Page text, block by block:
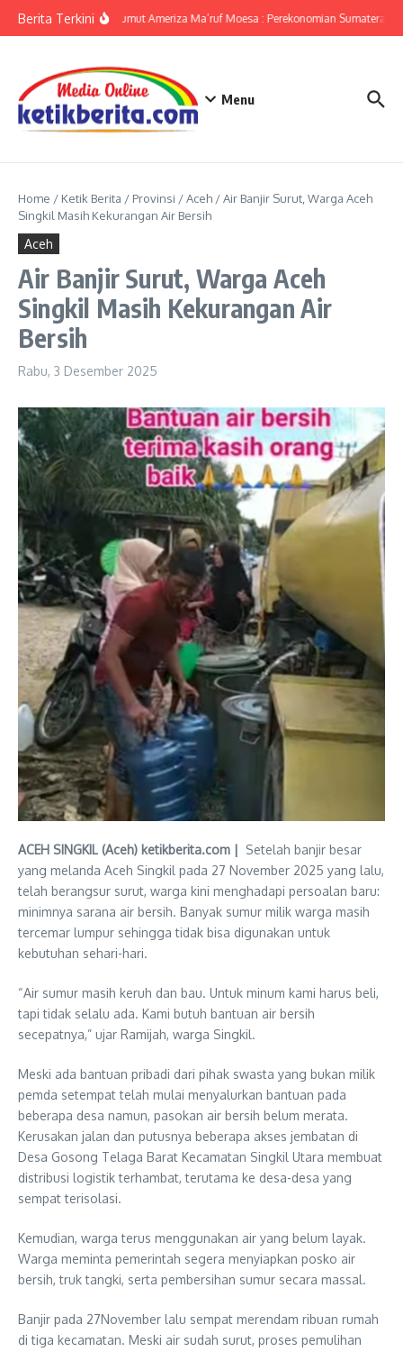
Berita TerkiniKPwBI Sumut Ameriza Ma’ruf Moesa : Perekonomian Sumatera
Menu
Home / Ketik Berita / Provinsi /Aceh /Air Banjir Surut, Warga Aceh
Singkil Masih Kekurangan Air Bersih
Aceh
Air Banjir Surut, Warga Aceh
Singkil Masih Kekurangan Air
Bersih
Rabu, 3 Desember 2025
ACEH SINGKIL (Aceh) ketikberita.com | Setelah banjir besar
yang melanda Aceh Singkil pada 27 November 2025 yang lalu,
telah berangsur surut, warga kini menghadapi persoalan baru:
minimnya sarana air bersih. Banyak sumur milik warga masih
tercemar lumpur sehingga tidak bisa digunakan untuk
kebutuhan sehari-hari.
“Air sumur masih keruh dan bau. Untuk minum kami harus beli,
tapi tidak selalu ada. Kami butuh bantuan air bersih
secepatnya,” ujar Ramijah, warga Singkil.
Meski ada bantuan pribadi dari pihak swasta yang bukan milik
pemda setempat telah mulai menyalurkan bantuan pada
beberapa desa namun, pasokan air bersih belum merata.
Kerusakan jalan dan putusnya beberapa akses jembatan di
Desa Gosong Telaga Barat Kecamatan Singkil Utara membuat
distribusi logistik terhambat, terutama ke desa-desa yang
sempat terisolasi.
Kemudian, warga terus menggunakan air yang belum layak.
Warga meminta pemerintah segera menyiapkan posko air
bersih, truk tangki, serta pembersihan sumur secara massal.
Banjir pada 27November lalu sempat merendam ribuan rumah
di tiga kecamatan. Meski air sudah surut, proses pemulihan